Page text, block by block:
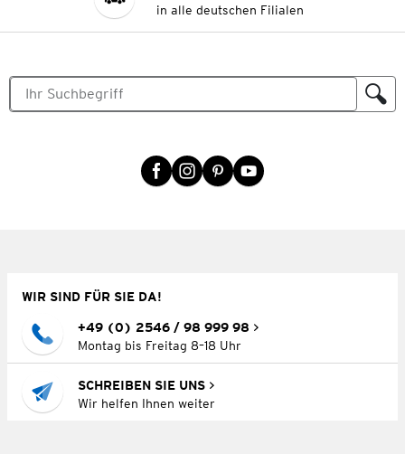
in alle deutschen Filialen
WIR SIND FÜR SIE DA!
+49 (0) 2546 / 98 999 98
Montag bis Freitag 8–18 Uhr
SCHREIBEN SIE UNS
Wir helfen Ihnen weiter